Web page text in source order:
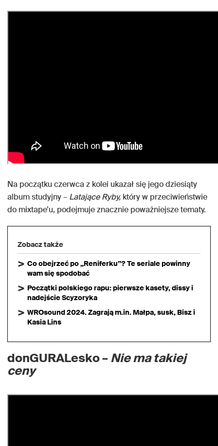
Na początku czerwca z kolei ukazał się jego dziesiąty
album studyjny – Latające Ryby, który w przeciwieństwie
do mixtape’u, podejmuje znacznie poważniejsze tematy.
Zobacz także
Co obejrzeć po „Reniferku”? Te seriale powinny
wam się spodobać
Początki polskiego rapu: pierwsze kasety, dissy i
nadejście Scyzoryka
WROsound 2024. Zagrają m.in. Małpa, susk, Bisz i
Kasia Lins
donGURALesko –Nie ma takiej
ceny